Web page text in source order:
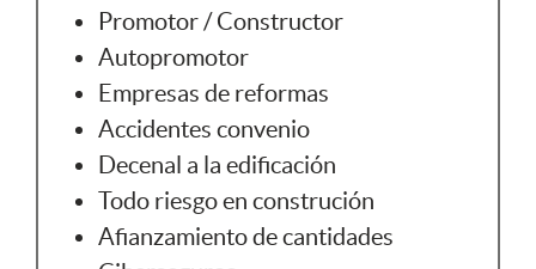
Promotor / Constructor
Autopromotor
Empresas de reformas
Accidentes convenio
Decenal a la edificación
Todo riesgo en construción
Afianzamiento de cantidades